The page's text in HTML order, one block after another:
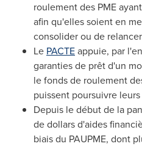
roulement des PME
afin qu'elles soient en
consolider ou de
Le PACTEappuie, par
garanties de prêt d'un
le fonds de roulement
puissent poursuivre
Depuis le début de la
de dollars d'aides
biais du PAUPME, dont